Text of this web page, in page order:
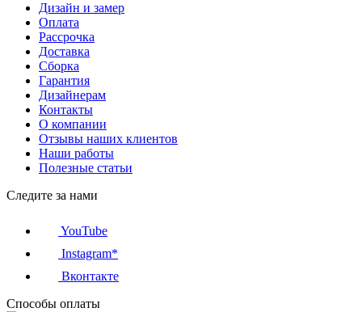
Дизайн и замер
Оплата
Рассрочка
Доставка
Сборка
Гарантия
Дизайнерам
Контакты
О компании
Отзывы наших клиентов
Наши работы
Полезные статьи
Следите за нами
YouTube
Instagram*
Вконтакте
Способы оплаты